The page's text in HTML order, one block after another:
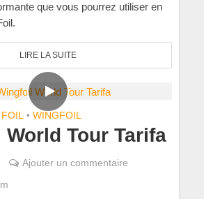
que vous pourrez utiliser en
LIRE LA SUITE
• WINGFOIL
Tour Tarifa
Ajouter un commentaire